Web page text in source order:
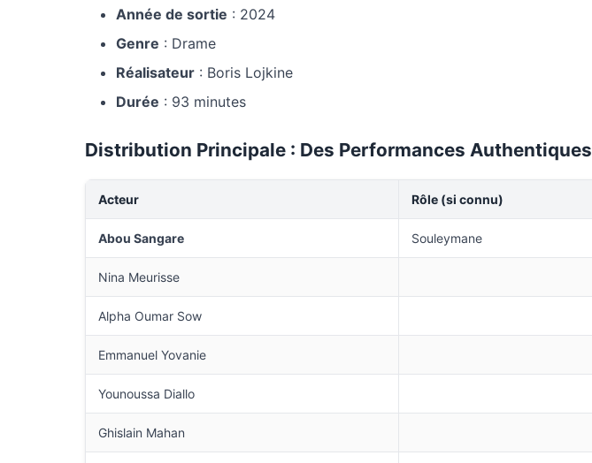
Année de sortie : 2024
Genre : Drame
Réalisateur : Boris Lojkine
Durée : 93 minutes
Distribution Principale : Des Performances Authentiques
Acteur Rôle (si connu)
Abou Sangare Souleymane
Nina Meurisse
Alpha Oumar Sow
Emmanuel Yovanie
Younoussa Diallo
Ghislain Mahan